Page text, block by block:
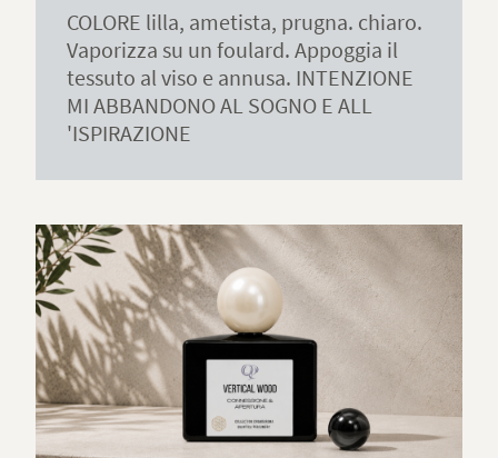
COLORE lilla, ametista, prugna. chiaro.
Vaporizza su un foulard. Appoggia il
tessuto al viso e annusa. INTENZIONE
MI ABBANDONO AL SOGNO E ALL
'ISPIRAZIONE